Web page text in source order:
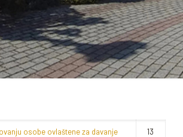
osobe ovlaštene za davanje
13